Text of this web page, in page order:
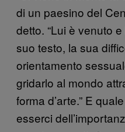
di un paesino del
detto. “Lui è venuto
suo testo, la sua
orientamento
gridarlo al mondo
forma d’arte.” E
esserci